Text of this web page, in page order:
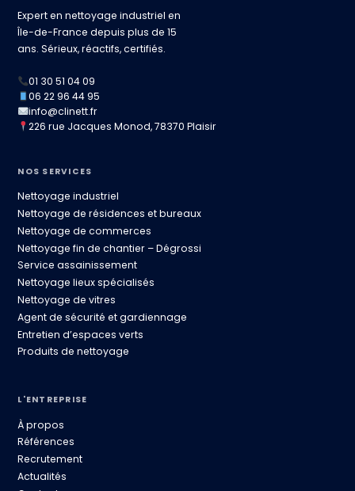
Expert en nettoyage industriel en
Île-de-France depuis plus de 15
ans. Sérieux, réactifs, certifiés.
01 30 51 04 09
06 22 96 44 95
info@clinett.fr
226 rue Jacques Monod, 78370 Plaisir
NOS SERVICES
Nettoyage industriel
Nettoyage de résidences et bureaux
Nettoyage de commerces
Nettoyage fin de chantier – Dégrossi
Service assainissement
Nettoyage lieux spécialisés
Nettoyage de vitres
Agent de sécurité et gardiennage
Entretien d’espaces verts
Produits de nettoyage
L'ENTREPRISE
À propos
Références
Recrutement
Actualités